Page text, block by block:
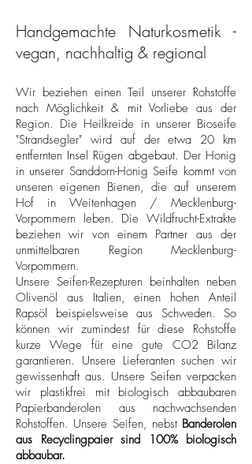
Handgemachte Naturkosmetik -
vegan, nachhaltig & regional
Wir beziehen einen Teil unserer Rohstoffe
nach Möglichkeit & mit Vorliebe aus der
Region. Die Heilkreide in unserer Bioseife
"Strandsegler" wird auf der etwa 20 km
entfernten Insel Rügen abgebaut. Der Honig
in unserer Sanddorn-Honig Seife kommt von
unseren eigenen Bienen, die auf unserem
Hof in Weitenhagen / Mecklenburg-
Vorpommern leben. Die Wildfrucht-Extrakte
beziehen wir von einem Partner aus der
unmittelbaren Region Mecklenburg-
Vorpommern.
Unsere Seifen-Rezepturen beinhalten neben
Olivenöl aus Italien, einen hohen Anteil
Rapsöl beispielsweise aus Schweden. So
können wir zumindest für diese Rohstoffe
kurze Wege für eine gute CO2 Bilanz
garantieren. Unsere Lieferanten suchen wir
gewissenhaft aus. Unsere Seifen verpacken
wir plastikfrei mit biologisch abbaubaren
Papierbanderolen aus nachwachsenden
Rohstoffen. Unsere Seifen, nebst Banderolen
aus Recyclingpaier sind 100% biologisch
abbaubar.